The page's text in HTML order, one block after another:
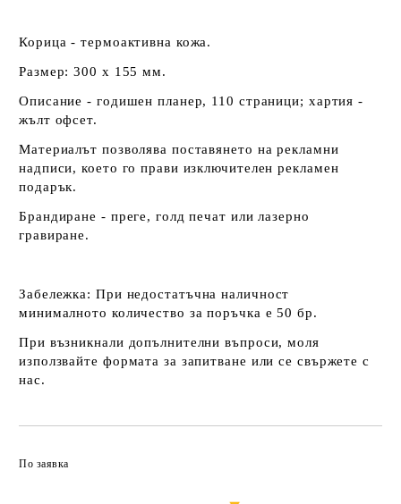
Корица - термоактивна кожа.
Размер: 300 х 155 мм.
Описание - годишен планер, 110 страници; хартия -
жълт офсет.
Материалът позволява поставянето на рекламни
надписи, което го прави изключителен рекламен
подарък.
Брандиране - преге, голд печат или лазерно
гравиране.
Забележка: При недостатъчна наличност
минималното количество за поръчка е 50 бр.
При възникнали допълнителни въпроси, моля
използвайте формата за запитване или се свържете с
нас.
По заявка